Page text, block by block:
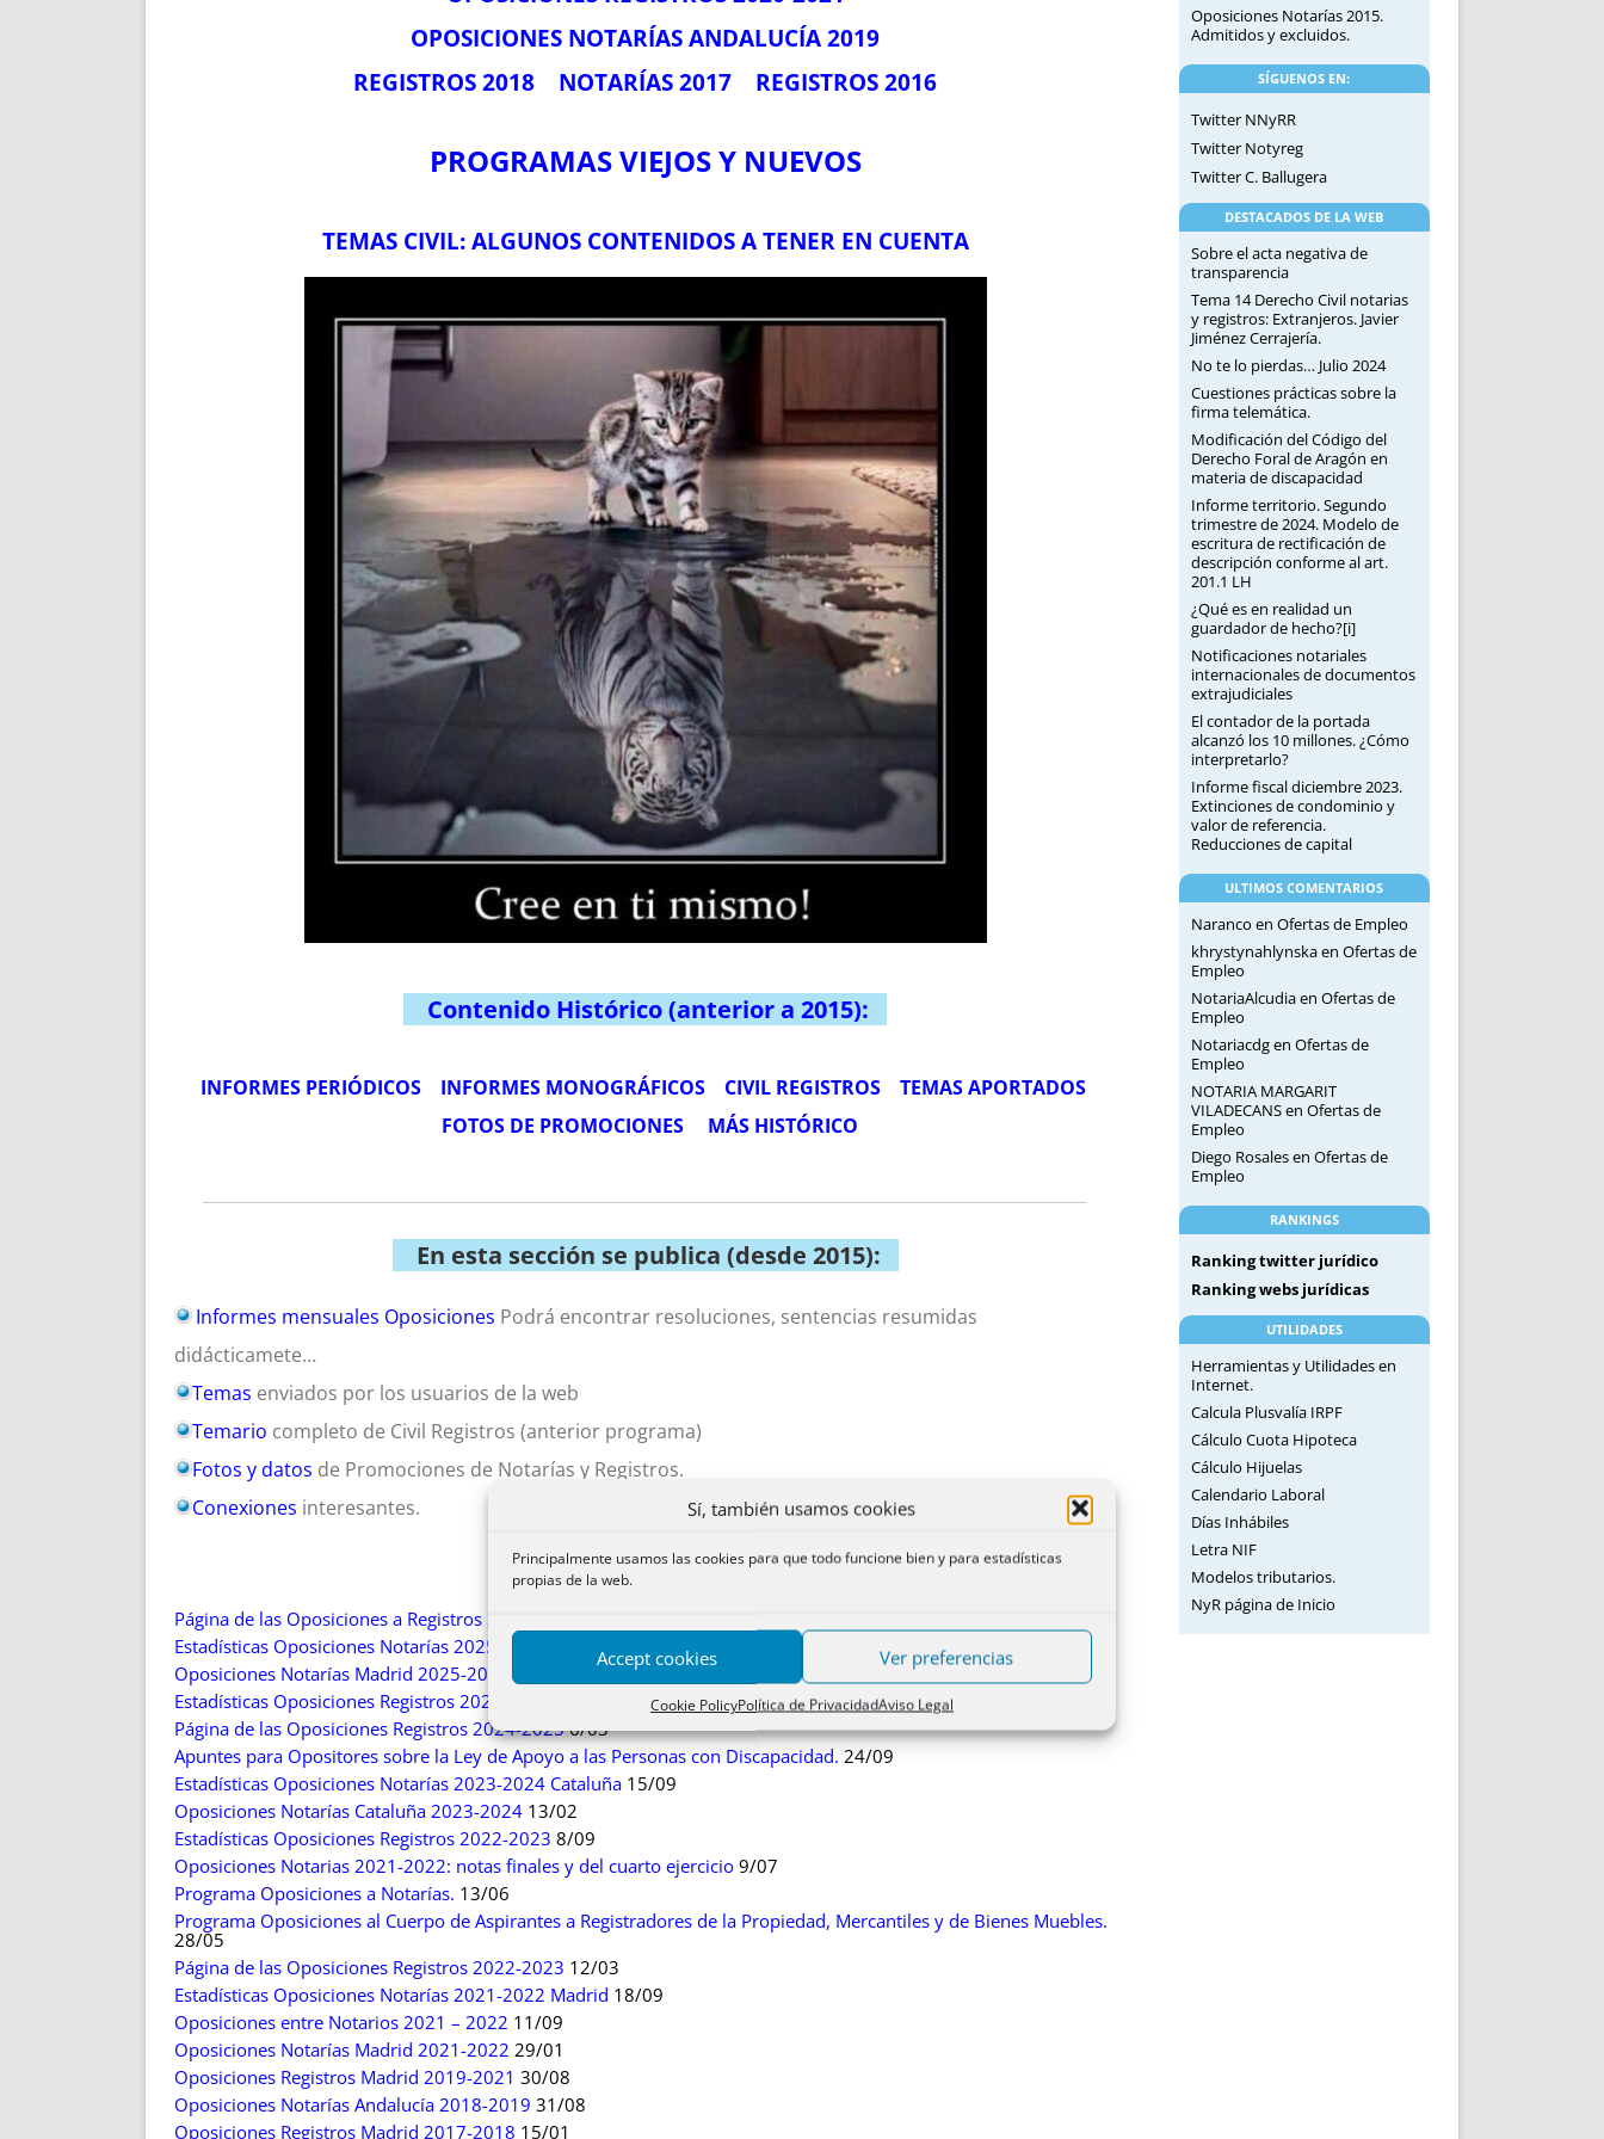
Sí, también usamos cookies
Principalmente usamos las cookies para que todo funcione bien y para estadísticas
propias de la web.
Accept cookies Ver preferencias
Cookie PolicyPolítica de PrivacidadAviso Legal
OPOSICIONES NOTARÍAS ANDALUCÍA 2019
REGISTROS 2018
NOTARÍAS 2017 REGISTROS 2016
PROGRAMAS VIEJOS Y NUEVOS
TEMAS CIVIL: ALGUNOS CONTENIDOS A TENER EN CUENTA
Contenido Histórico (anterior a 2015):
INFORMES PERIÓDICOS INFORMES MONOGRÁFICOS CIVIL REGISTROS
TEMAS APORTADOS
FOTOS DE PROMOCIONES
MÁS HISTÓRICO
En esta sección se publica (desde 2015):
Informes mensuales Oposiciones Podrá encontrar resoluciones, sentencias resumidas
didácticamete…
Temas enviados por los usuarios de la web
Temario completo de Civil Registros (anterior programa)
Fotos y datos de Promociones de Notarías y Registros.
Conexiones interesantes.
Página de las Oposiciones a Registros 2026-2027
Estadísticas Oposiciones Notarías 2025-2026 Madrid
Oposiciones Notarías Madrid 2025-2026 10/03
Estadísticas Oposiciones Registros 2024-2025
Página de las Oposiciones Registros 2024-20256/03
Apuntes para Opositores sobre la Ley de Apoyo a las Personas con Discapacidad. 24/09
Estadísticas Oposiciones Notarías 2023-2024 Cataluña 15/09
Oposiciones Notarías Cataluña 2023-2024 13/02
Estadísticas Oposiciones Registros 2022-2023 8/09
Oposiciones Notarias 2021-2022: notas finales y del cuarto ejercicio9/07
Programa Oposiciones a Notarías. 13/06
Programa Oposiciones al Cuerpo de Aspirantes a Registradores de la Propiedad, Mercantiles y de Bienes Muebles.
28/05
Página de las Oposiciones Registros 2022-2023 12/03
Estadísticas Oposiciones Notarías 2021-2022 Madrid 18/09
Oposiciones entre Notarios 2021 – 2022 11/09
Oposiciones Notarías Madrid 2021-2022 29/01
Oposiciones Registros Madrid 2019-2021 30/08
Oposiciones Notarías Andalucía 2018-2019 31/08
Oposiciones Registros Madrid 2017-2018 15/01
Oposiciones Notarías 2015.
Admitidos y excluidos.
SÍGUENOS EN:
Twitter NNyRR
Twitter Notyreg
Twitter C. Ballugera
DESTACADOS DE LA WEB
Sobre el acta negativa de
transparencia
Tema 14 Derecho Civil notarias
y registros: Extranjeros. Javier
Jiménez Cerrajería.
No te lo pierdas… Julio 2024
Cuestiones prácticas sobre la
firma telemática.
Modificación del Código del
Derecho Foral de Aragón en
materia de discapacidad
Informe territorio. Segundo
trimestre de 2024. Modelo de
escritura de rectificación de
descripción conforme al art.
201.1 LH
¿Qué es en realidad un
guardador de hecho?[i]
Notificaciones notariales
internacionales de documentos
extrajudiciales
El contador de la portada
alcanzó los 10 millones. ¿Cómo
interpretarlo?
Informe fiscal diciembre 2023.
Extinciones de condominio y
valor de referencia.
Reducciones de capital
ULTIMOS COMENTARIOS
Naranco en Ofertas de Empleo
khrystynahlynskaen Ofertas de
Empleo
NotariaAlcudiaen Ofertas de
Empleo
Notariacdgen Ofertas de
Empleo
NOTARIA MARGARIT
VILADECANSen Ofertas de
Empleo
Diego Rosalesen Ofertas de
Empleo
RANKINGS
Ranking twitter jurídico
Ranking webs jurídicas
UTILIDADES
Herramientas y Utilidades en
Internet.
Calcula Plusvalía IRPF
Cálculo Cuota Hipoteca
Cálculo Hijuelas
Calendario Laboral
Días Inhábiles
Letra NIF
Modelos tributarios.
NyR página de Inicio